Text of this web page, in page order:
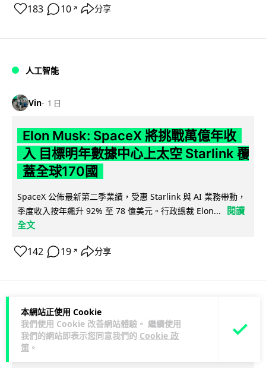
本網站正使用 Cookie
我們使用 Cookie 改善網站體驗。 繼續使用
我們的網站即表示您同意我們的 Cookie 政
策 。
183 10 ↗ 分享
人工智能
Vin 1 日
Elon Musk: SpaceX 將挑戰萬億年收
入 目標明年數據中心上太空 Starlink 覆
蓋全球170國
SpaceX 公佈最新第二季業績，受惠 Starlink 與 AI 業務帶動，
季度收入按年飆升 92% 至 78 億美元。行政總裁 Elon...
閱讀
全文
142 19 ↗ 分享
人工智能
Vin